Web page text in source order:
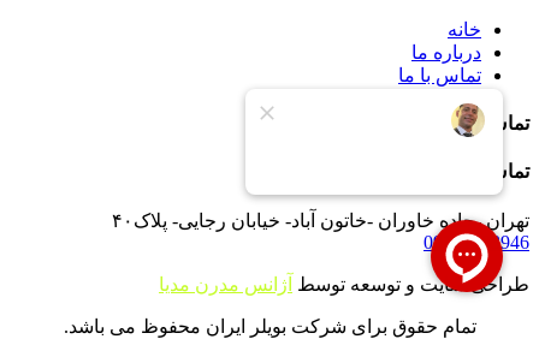
خانه
درباره ما
تماس با ما
تماس با ما
تماس با ما
تهران -جاده خاوران -خاتون آباد- خیابان رجایی- پلاک۴۰
09121233946
طراحی سایت و توسعه توسط آژانس مدرن مدیا
تمام حقوق برای شرکت بویلر ایران محفوظ می باشد.